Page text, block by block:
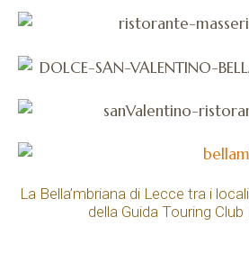
La Bella’mbriana di Lecce tra i
della Guida Touring